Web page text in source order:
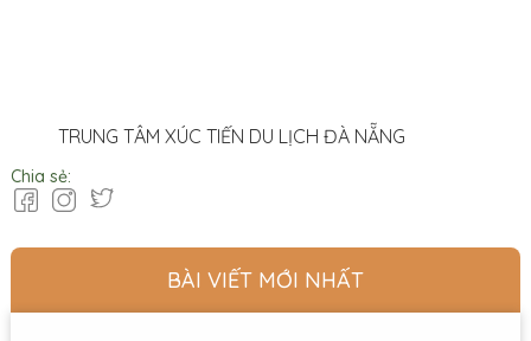
TRUNG TÂM XÚC TIẾN DU LỊCH ĐÀ NẴNG
Chia sẻ:
BÀI VIẾT MỚI NHẤT